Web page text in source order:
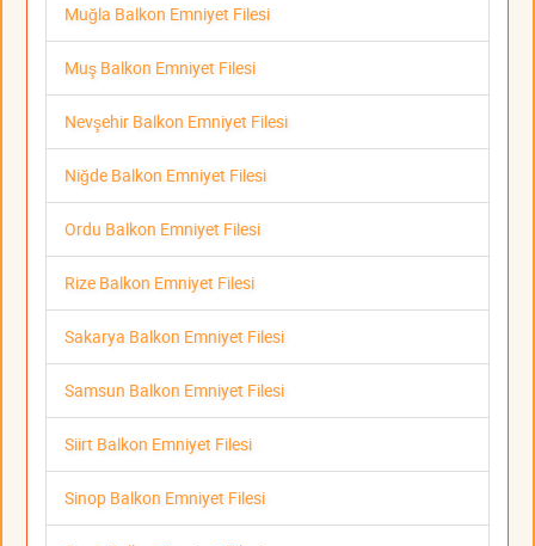
Muğla Balkon Emniyet Filesi
Muş Balkon Emniyet Filesi
Nevşehir Balkon Emniyet Filesi
Niğde Balkon Emniyet Filesi
Ordu Balkon Emniyet Filesi
Rize Balkon Emniyet Filesi
Sakarya Balkon Emniyet Filesi
Samsun Balkon Emniyet Filesi
Siirt Balkon Emniyet Filesi
Sinop Balkon Emniyet Filesi